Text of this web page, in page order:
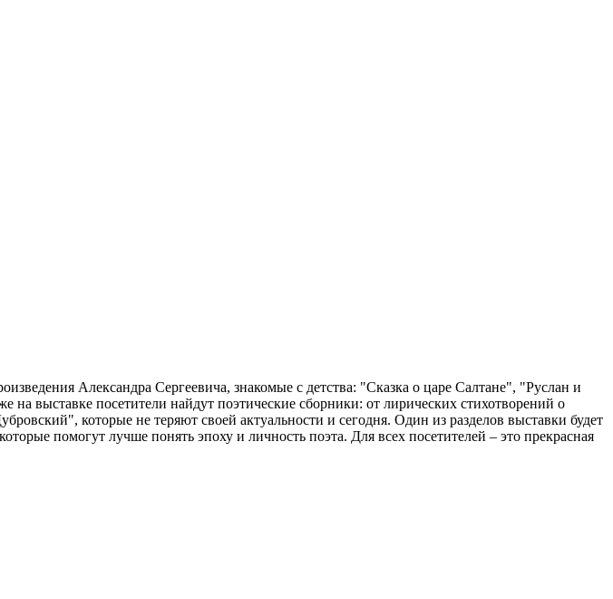
Александра Сергеевича, знакомые с детства: "Сказка о царе Салтане", "Руслан и
выставке посетители найдут поэтические сборники: от лирических стихотворений о
которые не теряют своей актуальности и сегодня. Один из разделов выставки будет
помогут лучше понять эпоху и личность поэта. Для всех посетителей – это прекрасная